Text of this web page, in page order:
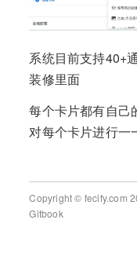
系统目前支持40+
装修里面
每个卡片都有自己
对每个卡片进行一
Copyright © fecify.com
Gitbook